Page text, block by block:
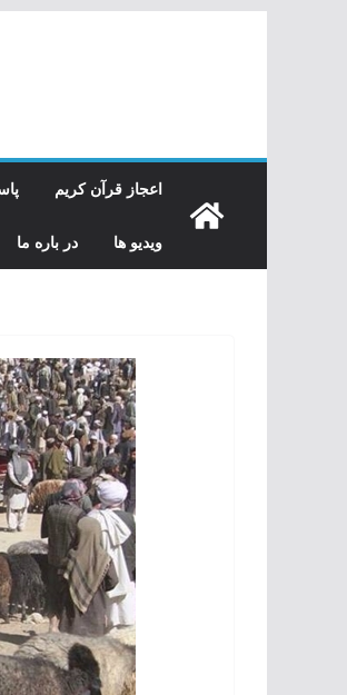
اعجاز قرآن کریم
ویدیو ها در باره ما